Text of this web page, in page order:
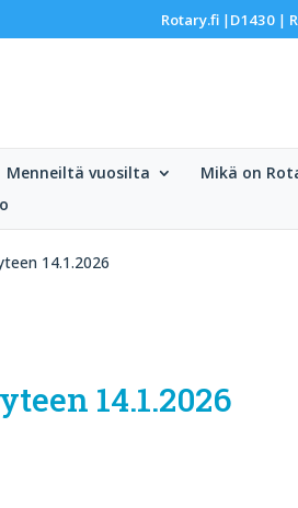
Rotary.fi|D1430|
Menneiltä vuosilta Mikä on
14.1.2026
14.1.2026